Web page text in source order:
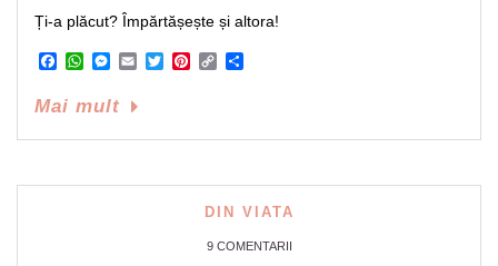
Ți-a plăcut? Împărtășește și altora!
Facebook
WhatsApp
Messenger
EmailTwitterPinterest
Copy
Mai mult
DIN VIATA
9 COMENTARII